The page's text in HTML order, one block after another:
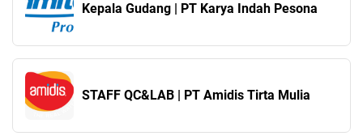
Kepala Gudang | PT Karya Indah Pesona
STAFF QC&LAB | PT Amidis Tirta Mulia